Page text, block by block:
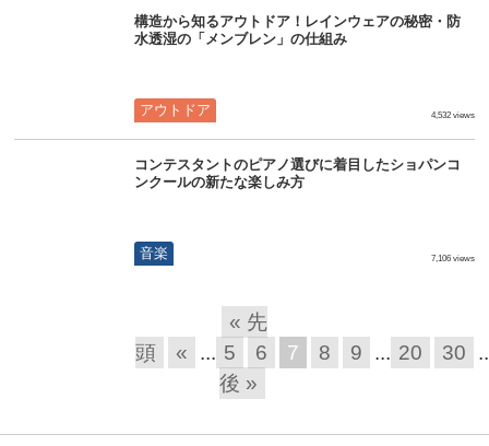
構造から知るアウトドア！レインウェアの秘密・防
水透湿の「メンブレン」の仕組み
アウトドア 4,532 views
コンテスタントのピアノ選びに着目したショパンコ
ンクールの新たな楽しみ方
音楽 7,106 views
« 先
頭
« ... 5 6 7 8 9 ... 20 30
後 »